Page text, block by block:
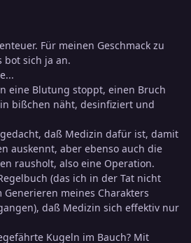
Für meinen Geschmack zu
bot sich ja an.
eine Blutung stoppt, einen Bruch
bißchen näht, desinfiziert und
daß Medizin dafür ist, damit
auskennt, aber ebenso auch die
rausholt, also eine Operation.
(das ich in der Tat nicht
meines Charakters
daß Medizin sich effektiv nur
Kugeln im Bauch? Mit